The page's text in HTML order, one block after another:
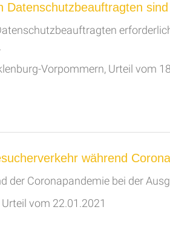
Datenschutzbeauftragten
Vorpommern, Urteil vom
während
der Coronapandemie bei der
vom 22.01.2021